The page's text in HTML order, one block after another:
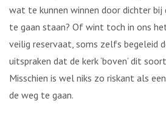
wat te kunnen winnen door dichter bij
te gaan staan? Of wint toch in ons
veilig reservaat, soms zelfs begeleid
uitspraken dat de kerk ‘boven’ dit
Misschien is wel niks zo riskant als
de weg te gaan.